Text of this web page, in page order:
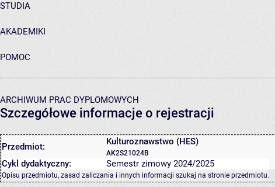
STUDIA
AKADEMIKI
POMOC
ARCHIWUM PRAC DYPLOMOWYCH
Szczegółowe informacje o rejestracji
Przedmiot: Kulturoznawstwo (HES)
AK2S21024B
Cykl dydaktyczny: Semestr zimowy 2024/2025
Opisu przedmiotu, zasad zaliczania i innych informacji szukaj na stronie przedmiotu.